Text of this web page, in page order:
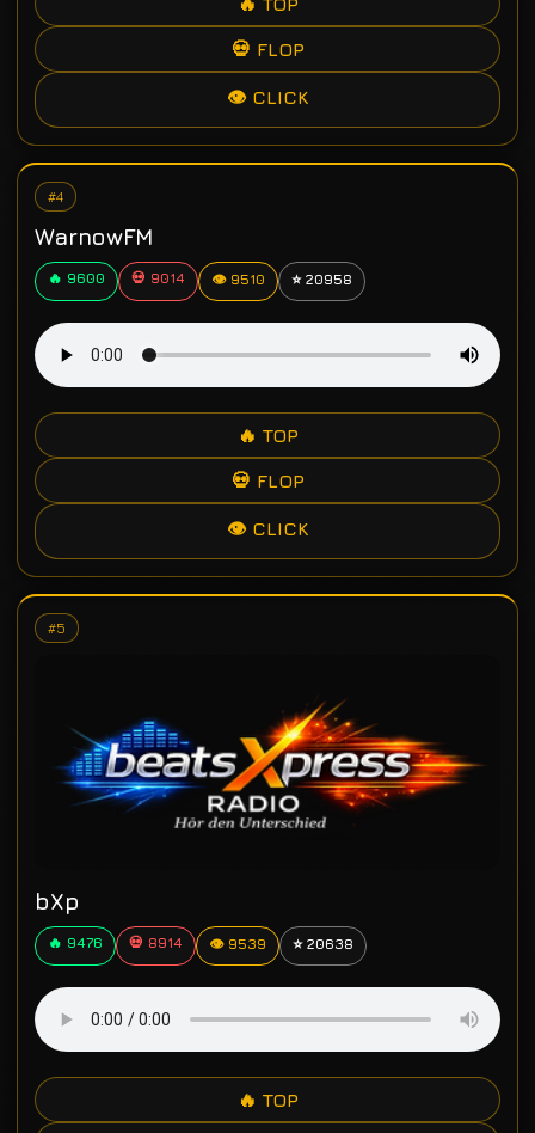
💀 FLOP
👁 CLICK
#4
WarnowFM
🔥 9600 💀 9014 👁 9510 ⭐ 20958
🔥 TOP
💀 FLOP
👁 CLICK
#5
bXp
🔥 9476 💀 8914 👁 9539 ⭐ 20638
🔥 TOP